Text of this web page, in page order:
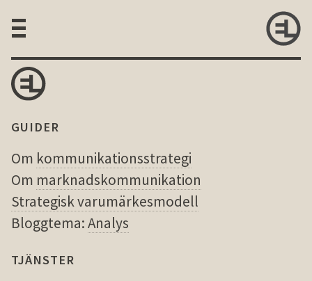
GUIDER
Om kommunikationsstrategi
Om marknadskommunikation
Strategisk varumärkesmodell
Bloggtema:Analys
TJÄNSTER